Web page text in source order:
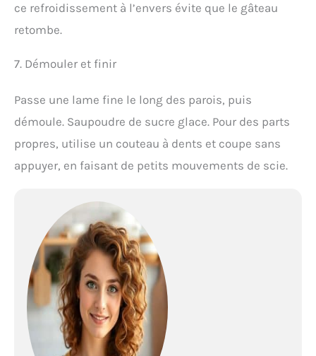
ce refroidissement à l’envers évite que le gâteau
retombe.
7. Démouler et finir
Passe une lame fine le long des parois, puis
démoule. Saupoudre de sucre glace. Pour des parts
propres, utilise un couteau à dents et coupe sans
appuyer, en faisant de petits mouvements de scie.